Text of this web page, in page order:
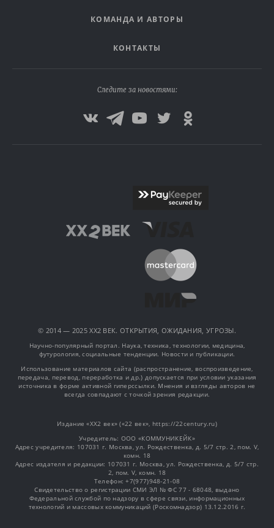
КОМАНДА И АВТОРЫ
КОНТАКТЫ
Следите за новостями:
© 2014 — 2025 XX2 ВЕК. ОТКРЫТИЯ, ОЖИДАНИЯ, УГРОЗЫ.
Научно-популярный портал. Наука, техника, технологии, медицина,
футурология, социальные тенденции. Новости и публикации.
Использование материалов сайта (распространение, воспроизведение,
передача, перевод, переработка и др.) допускается при условии указания
источника в форме активной гиперссылки. Мнения и взгляды авторов не
всегда совпадают с точкой зрения редакции.
Издание «XX2 век» («22 век», https://22century.ru)
Учредитель: OOO «КОММУНИКЕЙК»
Адрес учредителя: 107031 г. Москва, ул. Рождественка, д. 5/7 стр. 2, пом. V,
комн. 18
Адрес издателя и редакции: 107031 г. Москва, ул. Рождественка, д. 5/7 стр.
2, пом. V, комн. 18
Телефон: +7(977)948-21-08
Свидетельство о регистрации СМИ ЭЛ № ФС 77 - 68048, выдано
Федеральной службой по надзору в сфере связи, информационных
технологий и массовых коммуникаций (Роскомнадзор) 13.12.2016 г.